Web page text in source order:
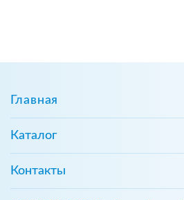
Главная
Каталог
Контакты